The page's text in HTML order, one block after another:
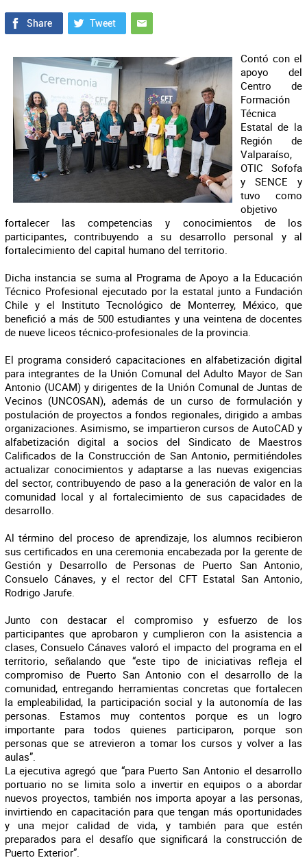
Contó con el
apoyo del
Centro de
Formación
Técnica
Estatal de la
Región de
Valparaíso,
OTIC Sofofa
y SENCE y
tuvo como
objetivo
fortalecer las competencias y conocimientos de los
participantes, contribuyendo a su desarrollo personal y al
fortalecimiento del capital humano del territorio.
Dicha instancia se suma al Programa de Apoyo a la Educación
Técnico Profesional ejecutado por la estatal junto a Fundación
Chile y el Instituto Tecnológico de Monterrey, México, que
benefició a más de 500 estudiantes y una veintena de docentes
de nueve liceos técnico-profesionales de la provincia.
El programa consideró capacitaciones en alfabetización digital
para integrantes de la Unión Comunal del Adulto Mayor de San
Antonio (UCAM) y dirigentes de la Unión Comunal de Juntas de
Vecinos (UNCOSAN), además de un curso de formulación y
postulación de proyectos a fondos regionales, dirigido a ambas
organizaciones. Asimismo, se impartieron cursos de AutoCAD y
alfabetización digital a socios del Sindicato de Maestros
Calificados de la Construcción de San Antonio, permitiéndoles
actualizar conocimientos y adaptarse a las nuevas exigencias
del sector, contribuyendo de paso a la generación de valor en la
comunidad local y al fortalecimiento de sus capacidades de
desarrollo.
Al término del proceso de aprendizaje, los alumnos recibieron
sus certificados en una ceremonia encabezada por la gerente de
Gestión y Desarrollo de Personas de Puerto San Antonio,
Consuelo Cánaves, y el rector del CFT Estatal San Antonio,
Rodrigo Jarufe.
Junto con destacar el compromiso y esfuerzo de los
participantes que aprobaron y cumplieron con la asistencia a
clases, Consuelo Cánaves valoró el impacto del programa en el
territorio, señalando que “este tipo de iniciativas refleja el
compromiso de Puerto San Antonio con el desarrollo de la
comunidad, entregando herramientas concretas que fortalecen
la empleabilidad, la participación social y la autonomía de las
personas. Estamos muy contentos porque es un logro
importante para todos quienes participaron, porque son
personas que se atrevieron a tomar los cursos y volver a las
aulas”.
La ejecutiva agregó que “para Puerto San Antonio el desarrollo
portuario no se limita solo a invertir en equipos o a abordar
nuevos proyectos, también nos importa apoyar a las personas,
invirtiendo en capacitación para que tengan más oportunidades
y una mejor calidad de vida, y también para que estén
preparados para el desafío que significará la construcción de
Puerto Exterior”.